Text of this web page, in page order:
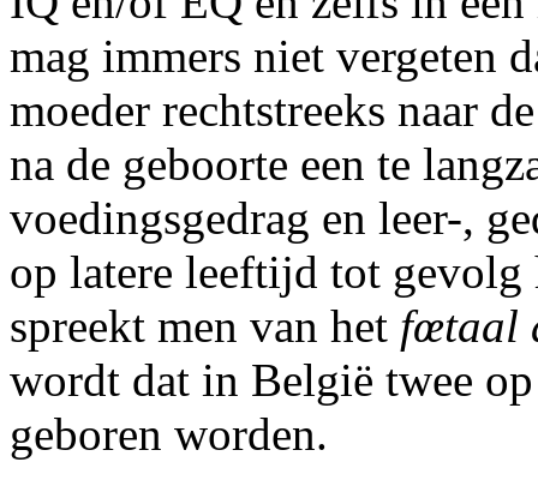
mag immers niet vergeten
moeder rechtstreeks naar
na de geboorte een te
voedingsgedrag en leer-,
op latere leeftijd tot
spreekt men van het fœtaal
wordt dat in België twee
geboren worden.